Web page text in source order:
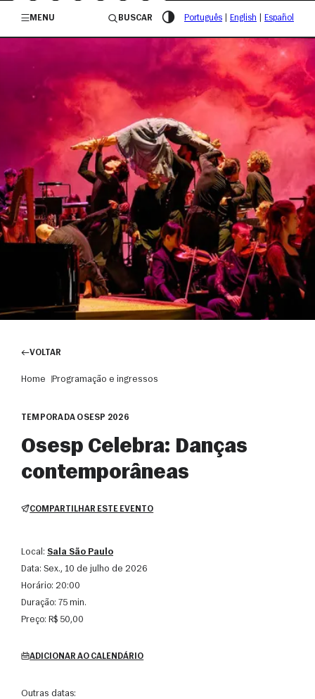
/governosp
MENU
BUSCAR Português English Español
VOLTAR
Home Programação e ingressos
TEMPORADA OSESP 2026
Osesp Celebra: Danças
contemporâneas
COMPARTILHAR ESTE EVENTO
Local: Sala São Paulo
Data:
sex., 10 de julho de 2026
Horário:
20:00
Duração: 75 min.
Preço: R$ 50,00
ADICIONAR AO CALENDÁRIO
Outras datas: